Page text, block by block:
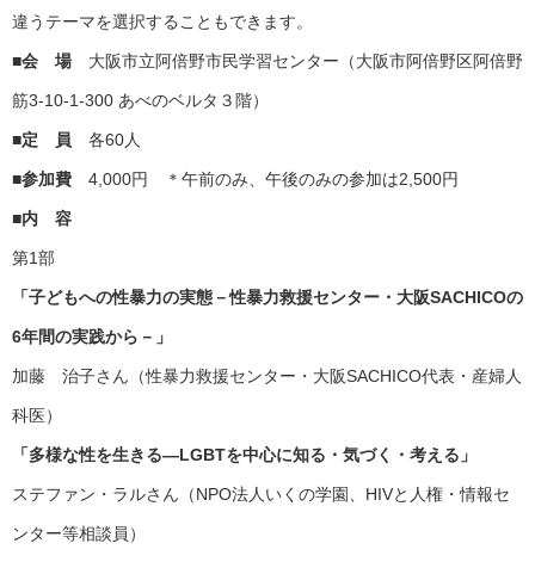
違うテーマを選択することもできます。
■会 場大阪市立阿倍野市民学習センター（大阪市阿倍野区阿倍野
筋3-10-1-300 あべのベルタ３階）
■定 員 各60人
■参加費 4,000円 ＊午前のみ、午後のみの参加は2,500円
■内 容
第1部
「子どもへの性暴力の実態－性暴力救援センター・大阪SACHICOの
6年間の実践から－」
加藤 治子さん（性暴力救援センター・大阪SACHICO代表・産婦人
科医）
「多様な性を生きる―LGBTを中心に知る・気づく・考える」
ステファン・ラルさん（NPO法人いくの学園、HIVと人権・情報セ
ンター等相談員）